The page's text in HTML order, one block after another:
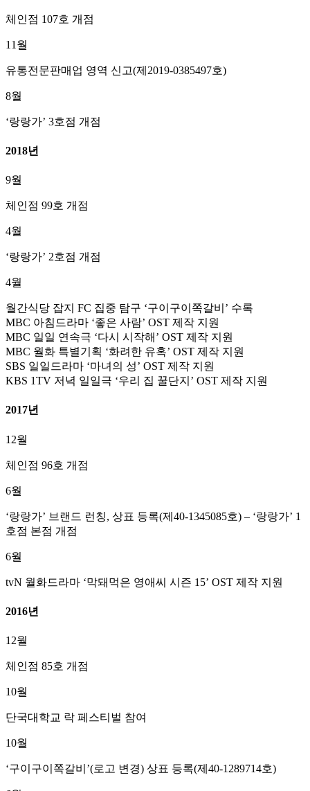
체인점 107호 개점
11월
유통전문판매업 영역 신고(제2019-0385497호)
8월
‘랑랑가’ 3호점 개점
2018년
9월
체인점 99호 개점
4월
‘랑랑가’ 2호점 개점
4월
월간식당 잡지 FC 집중 탐구 ‘구이구이쪽갈비’ 수록
MBC 아침드라마 ‘좋은 사람’ OST 제작 지원
MBC 일일 연속극 ‘다시 시작해’ OST 제작 지원
MBC 월화 특별기획 ‘화려한 유혹’ OST 제작 지원
SBS 일일드라마 ‘마녀의 성’ OST 제작 지원
KBS 1TV 저녁 일일극 ‘우리 집 꿀단지’ OST 제작 지원
2017년
12월
체인점 96호 개점
6월
‘랑랑가’ 브랜드 런칭, 상표 등록(제40-1345085호) – ‘랑랑가’ 1
호점 본점 개점
6월
tvN 월화드라마 ‘막돼먹은 영애씨 시즌 15’ OST 제작 지원
2016년
12월
체인점 85호 개점
10월
단국대학교 락 페스티벌 참여
10월
‘구이구이쪽갈비’(로고 변경) 상표 등록(제40-1289714호)